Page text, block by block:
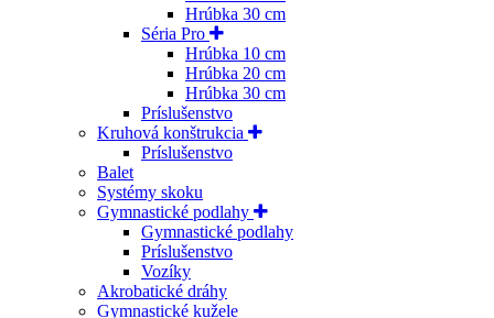
Hrúbka 30 cm
Séria Pro
Hrúbka 10 cm
Hrúbka 20 cm
Hrúbka 30 cm
Príslušenstvo
Kruhová konštrukcia
Príslušenstvo
Balet
Systémy skoku
Gymnastické podlahy
Gymnastické podlahy
Príslušenstvo
Vozíky
Akrobatické dráhy
Gymnastické kužele